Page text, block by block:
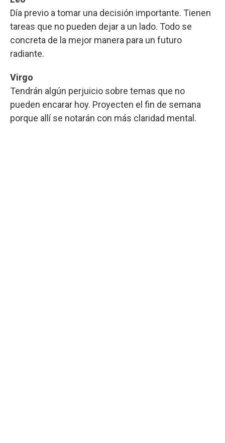
Día previo a tomar una decisión importante. Tienen
tareas que no pueden dejar a un lado. Todo se
concreta de la mejor manera para un futuro
radiante.
Virgo
Tendrán algún perjuicio sobre temas que no
pueden encarar hoy. Proyecten el fin de semana
porque allí se notarán con más claridad mental.